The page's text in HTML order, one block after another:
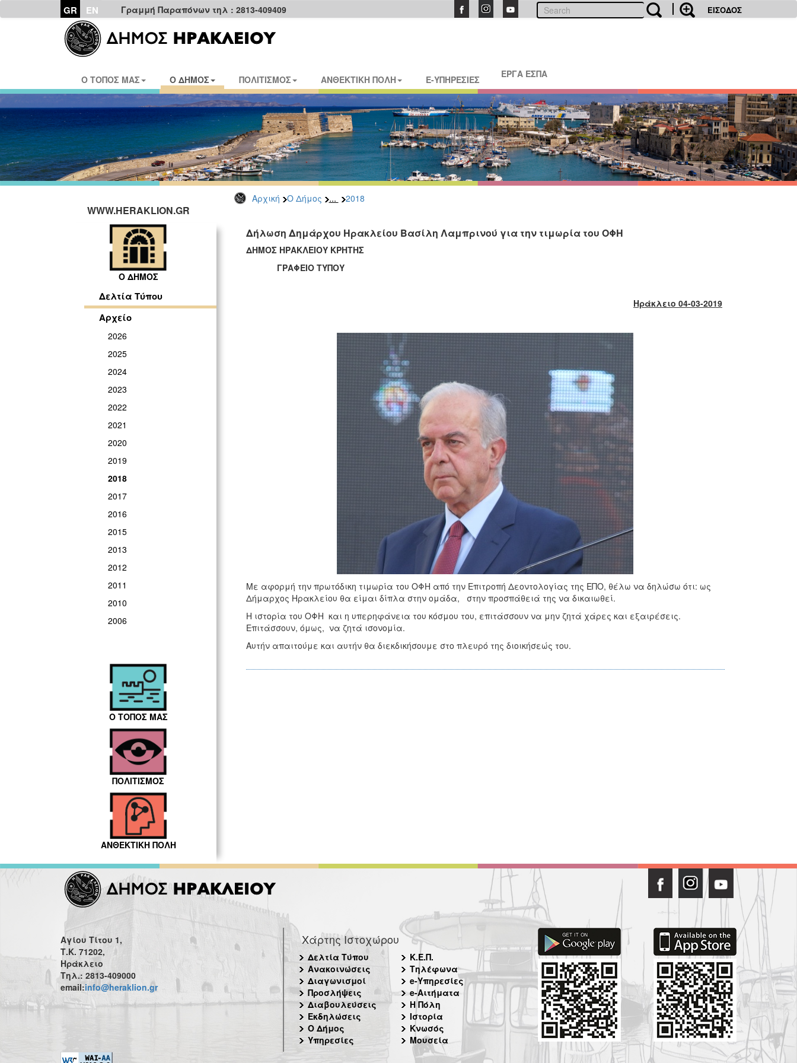
GR EN Γραμμή Παραπόνων τηλ : 2813-409409 ΕΙΣΟΔΟΣ
Ο ΤΟΠΟΣ ΜΑΣ Ο ΔΗΜΟΣ ΠΟΛΙΤΙΣΜΟΣ ΑΝΘΕΚΤΙΚΗ ΠΟΛΗ E-ΥΠΗΡΕΣΙΕΣ ΕΡΓΑ ΕΣΠΑ
Αρχική Ο Δήμος ... 2018
WWW.HERAKLION.GR
Ο ΔΗΜΟΣ
Δελτία Τύπου
Αρχείο
2026
2025
2024
2023
2022
2021
2020
2019
2018
2017
2016
2015
2013
2012
2011
2010
2006
Ο ΤΟΠΟΣ ΜΑΣ
ΠΟΛΙΤΙΣΜΟΣ
ΑΝΘΕΚΤΙΚΗ ΠΟΛΗ
Δήλωση Δημάρχου Ηρακλείου Βασίλη Λαμπρινού για την τιμωρία του ΟΦΗ
ΔΗΜΟΣ ΗΡΑΚΛΕΙΟΥ ΚΡΗΤΗΣ
ΓΡΑΦΕΙΟ ΤΥΠΟΥ
Ηράκλειο 04-03-2019
Με αφορμή την πρωτόδικη τιμωρία του ΟΦΗ από την Επιτροπή Δεοντολογίας της ΕΠΟ, θέλω να δηλώσω ότι: ως
Δήμαρχος Ηρακλείου θα είμαι δίπλα στην ομάδα, στην προσπάθειά της να δικαιωθεί.
Η ιστορία του ΟΦΗ και η υπερηφάνεια του κόσμου του, επιτάσσουν να μην ζητά χάρες και εξαιρέσεις.
Επιτάσσουν, όμως, να ζητά ισονομία.
Αυτήν απαιτούμε και αυτήν θα διεκδικήσουμε στο πλευρό της διοικήσεώς του.
Αγίου Τίτου 1,
Τ.Κ. 71202,
Ηράκλειο
Τηλ.: 2813-409000
email:info@heraklion.gr
Χάρτης Ιστοχώρου
Δελτία Τύπου
Ανακοινώσεις
Διαγωνισμοί
Προσλήψεις
Διαβουλεύσεις
Εκδηλώσεις
Ο Δήμος
Υπηρεσίες
Κ.Ε.Π.
Τηλέφωνα
e-Υπηρεσίες
e-Αιτήματα
Η Πόλη
Ιστορία
Κνωσός
Μουσεία